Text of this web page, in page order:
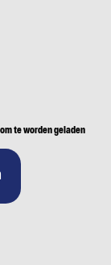
te worden geladen